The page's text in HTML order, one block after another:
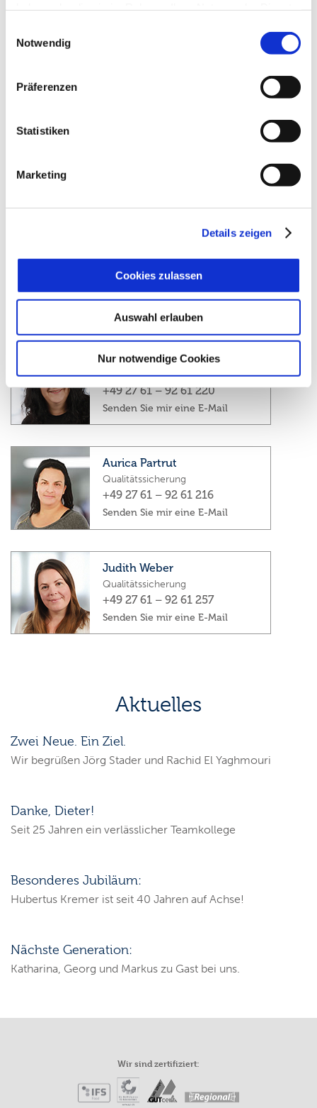
Notwendig
Präferenzen
Statistiken
Marketing
Details zeigen
Cookies zulassen
Auswahl erlauben
Nur notwendige Cookies
Qualitätssicherung
Senden Sie mir eine E-Mail
Mihaela Todea
Qualitätssicherung
+49 27 61 – 92 61 220
Senden Sie mir eine E-Mail
Aurica Partrut
Qualitätssicherung
+49 27 61 – 92 61 216
Senden Sie mir eine E-Mail
Judith Weber
Qualitätssicherung
+49 27 61 – 92 61 257
Senden Sie mir eine E-Mail
Aktuelles
Zwei Neue. Ein Ziel.
Wir begrüßen Jörg Stader und Rachid El Yaghmouri
Danke, Dieter!
Seit 25 Jahren ein verlässlicher Teamkollege
Besonderes Jubiläum:
Hubertus Kremer ist seit 40 Jahren auf Achse!
Nächste Generation:
Katharina, Georg und Markus zu Gast bei uns.
Wir sind zertifiziert: